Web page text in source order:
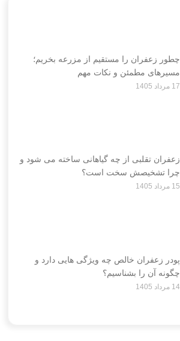
چطور زعفران را مستقیم از مزرعه بخریم؛
مسیرهای مطمئن و نکات مهم
17 مرداد 1405
زعفران تقلبی از چه گیاهانی ساخته می شود و
چرا تشخیصش سخت است؟
15 مرداد 1405
پودر زعفران خالص چه ویژگی هایی دارد و
چگونه آن را بشناسیم؟
14 مرداد 1405